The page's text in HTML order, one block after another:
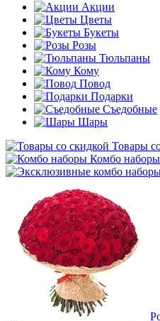
Акции
Цветы
Букеты
Розы
Тюльпаны
Кому
Повод
Подарки
Съедобные
Шары
Товары
Комбо наборы